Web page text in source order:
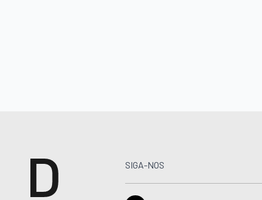
SIGA-NOS